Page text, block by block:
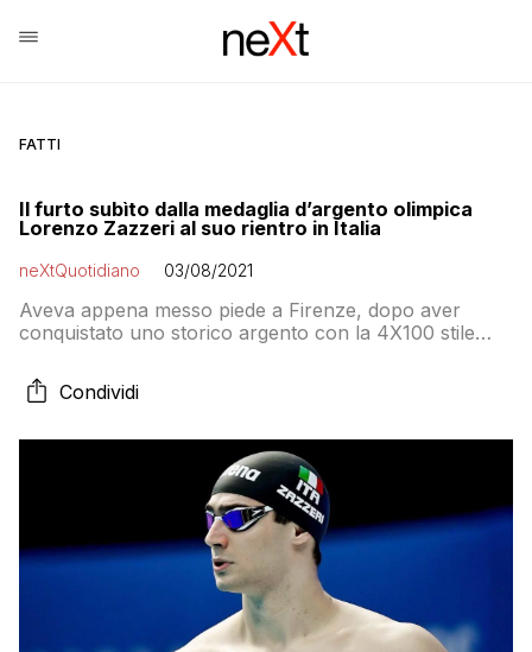
FATTI
Il furto subìto dalla medaglia d’argento olimpica
Lorenzo Zazzeri al suo rientro in Italia
neXtQuotidiano 03/08/2021
Aveva appena messo piede a Firenze, dopo aver
conquistato uno storico argento con la 4X100 stile
piscina e il furto del borsone con i ricordi olimpici
Condividi